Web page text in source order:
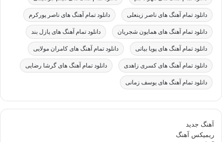
دانلود تمام آهنگ های ناصر زینعلی دانلود تمام آهنگ های ناصر پورکرم
دانلود تمام آهنگ های همایون شجریان دانلود تمام آهنگ های پازل بند
دانلود تمام آهنگ های پویا بیاتی دانلود تمام آهنگ های کامران مولایی
دانلود تمام آهنگ های کسری زاهدی دانلود تمام آهنگ های گرشا رضایی
دانلود تمام آهنگ های یوسف زمانی
آهنگ جدید
ریمیکس آهنگ